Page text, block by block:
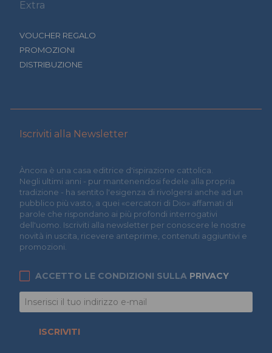
Extra
VOUCHER REGALO
PROMOZIONI
DISTRIBUZIONE
Iscriviti alla Newsletter
Àncora è una casa editrice d'ispirazione cattolica.
Negli ultimi anni - pur mantenendosi fedele alla propria
tradizione - ha sentito l'esigenza di rivolgersi anche ad un
pubblico più vasto, a quei «cercatori di Dio» affamati di
parole che rispondano ai più profondi interrogativi
dell'uomo. Iscriviti alla newsletter per conoscere le nostre
novità in uscita, ricevere anteprime, contenuti aggiuntivi e
promozioni.
ACCETTO LE CONDIZIONI SULLA PRIVACY
ISCRIVITI